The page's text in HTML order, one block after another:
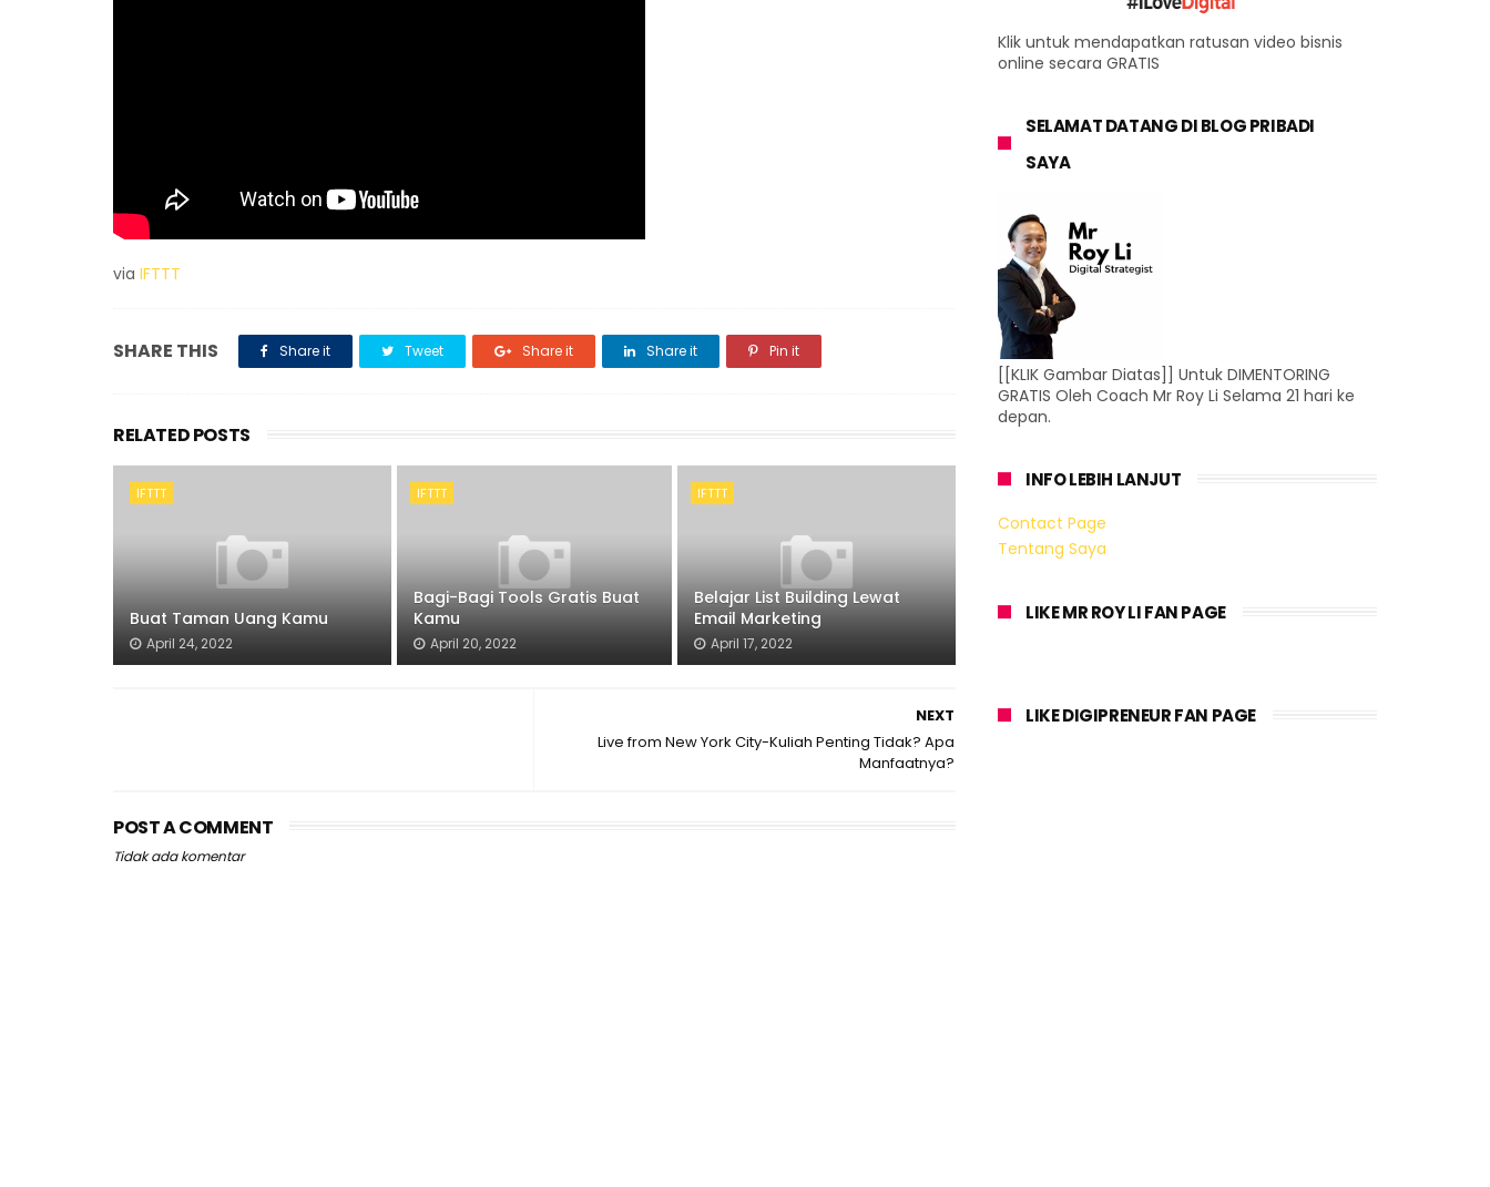
via IFTTT
SHARE THIS Share it Tweet Share it Share it Pin it
RELATED POSTS
IFTTT
Buat Taman Uang Kamu
April 24, 2022
IFTTT
Bagi-Bagi Tools Gratis Buat
Kamu
April 20, 2022
IFTTT
Belajar List Building Lewat
Email Marketing
April 17, 2022
NEXT
Live from New York City-Kuliah Penting Tidak? Apa
Manfaatnya?
POST A COMMENT
Tidak ada komentar
Klik untuk mendapatkan ratusan video bisnis
online secara GRATIS
SELAMAT DATANG DI BLOG PRIBADI
SAYA
[[KLIK Gambar Diatas]] Untuk DIMENTORING
GRATIS Oleh Coach Mr Roy Li Selama 21 hari ke
depan.
INFO LEBIH LANJUT
Contact Page
Tentang Saya
LIKE MR ROY LI FAN PAGE
LIKE DIGIPRENEUR FAN PAGE